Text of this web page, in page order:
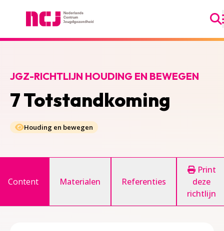
7 Totstandkoming
JGZ-RICHTLIJN HOUDING EN BEWEGEN
Houding en bewegen
Content Materialen Referenties
Print
deze
richtlijn